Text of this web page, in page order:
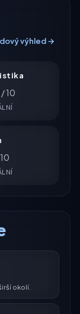
výhled →
/ 10
okolí.